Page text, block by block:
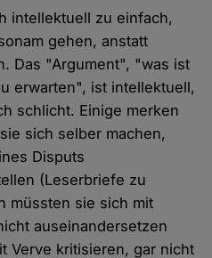
intellektuell zu einfach,
gehen, anstatt
Das "Argument", "was ist
erwarten", ist intellektuell,
schlicht. Einige merken
sich selber machen,
Disputs
(Leserbriefe zu
müssten sie sich mit
auseinandersetzen
Verve kritisieren, gar nicht